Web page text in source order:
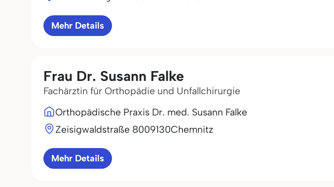
Mehr Details
Frau Dr. Susann Falke
Fachärztin für Orthopädie und Unfallchirurgie
Orthopädische Praxis Dr. med. Susann Falke
Zeisigwaldstraße 8009130Chemnitz
Mehr Details